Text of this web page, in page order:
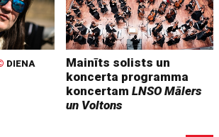
DIENA
Mainīts solists un
koncerta programma
koncertamLNSO Mālers
un Voltons